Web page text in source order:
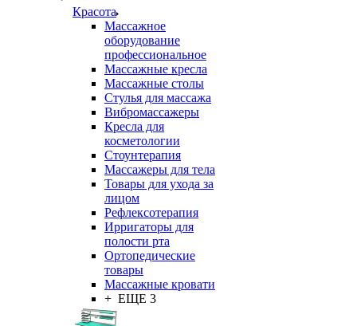
Красота
Массажное
оборудование
профессиональное
Массажные кресла
Массажные столы
Стулья для массажа
Вибромассажеры
Кресла для
косметологии
Стоунтерапия
Массажеры для тела
Товары для ухода за
лицом
Рефлексотерапия
Ирригаторы для
полости рта
Ортопедические
товары
Массажные кровати
+ ЕЩЕ 3